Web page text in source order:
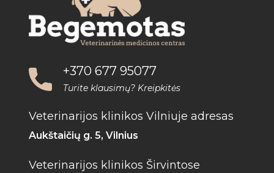
+370 677 95077
Turite klausimų? Kreipkitės
Veterinarijos klinikos Vilniuje adresas
Aukštaičių g. 5, Vilnius
Veterinarijos klinikos Širvintose